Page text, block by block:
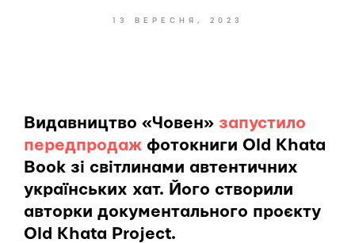
13 ВЕРЕСНЯ, 2023
Видавництво «Човен» запустило
передпродаж фотокниги Old Khata
Book зі світлинами автентичних
українських хат. Його створили
авторки документального проєкту
Old Khata Project.